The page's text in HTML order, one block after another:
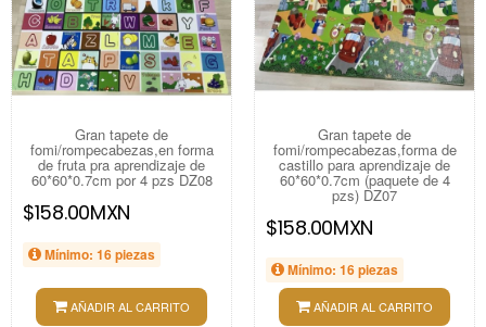
Gran tapete de
fomi/rompecabezas,en forma
de fruta pra aprendizaje de
60*60*0.7cm por 4 pzs DZ08
$158.00MXN
Mínimo: 16 piezas
AÑADIR AL CARRITO
Gran tapete de
fomi/rompecabezas,forma de
castillo para aprendizaje de
60*60*0.7cm (paquete de 4
pzs) DZ07
$158.00MXN
Mínimo: 16 piezas
AÑADIR AL CARRITO